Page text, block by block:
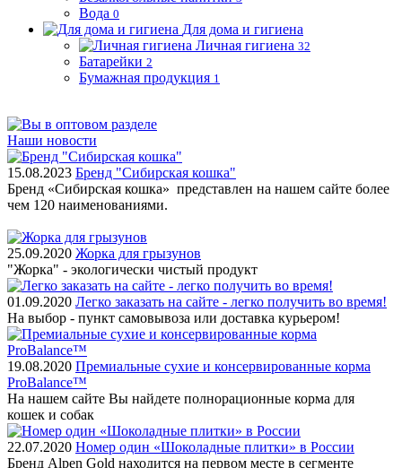
Вода 0
Для дома и гигиена
Личная гигиена 32
Батарейки 2
Бумажная продукция 1
Наши новости
15.08.2023 Бренд "Сибирская кошка"
Бренд «Сибирская кошка» представлен на нашем сайте более
чем 120 наименованиями.
25.09.2020 Жорка для грызунов
"Жорка" - экологически чистый продукт
01.09.2020 Легко заказать на сайте - легко получить во время!
На выбор - пункт самовывоза или доставка курьером!
19.08.2020 Премиальные сухие и консервированные корма
ProBalance™
На нашем сайте Вы найдете полнорационные корма для
кошек и собак
22.07.2020 Номер один «Шоколадные плитки» в России
Бренд Alpen Gold находится на первом месте в сегменте